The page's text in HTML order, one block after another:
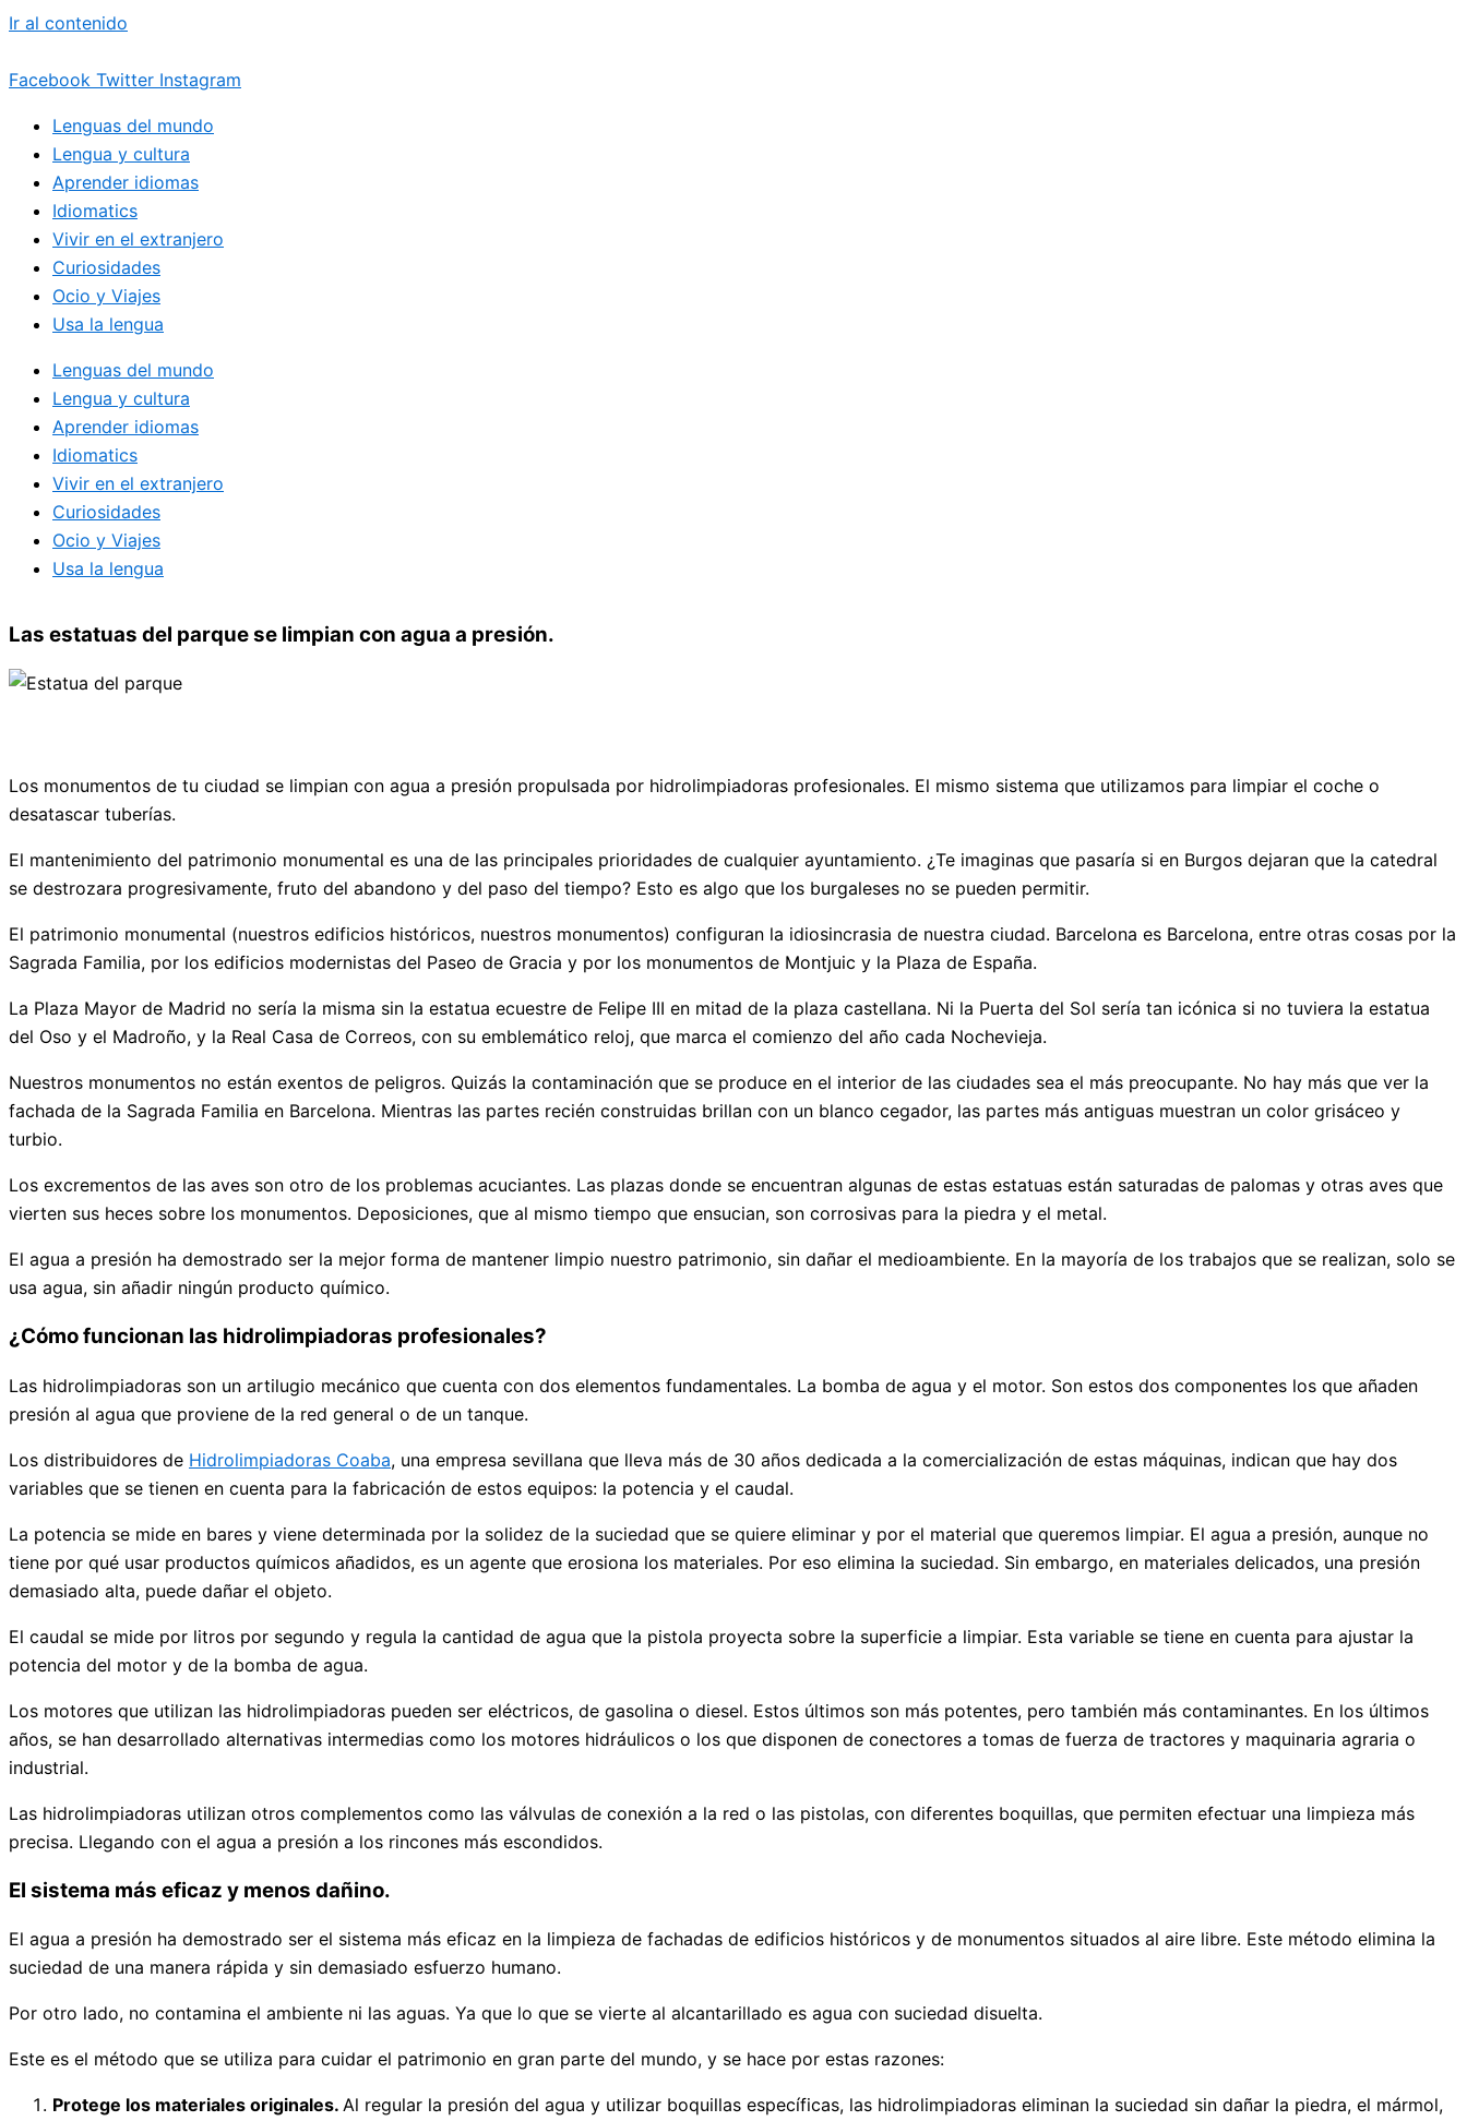
Ir al contenido
Facebook Twitter Instagram
Lenguas del mundo
Lengua y cultura
Aprender idiomas
Idiomatics
Vivir en el extranjero
Curiosidades
Ocio y Viajes
Usa la lengua
Lenguas del mundo
Lengua y cultura
Aprender idiomas
Idiomatics
Vivir en el extranjero
Curiosidades
Ocio y Viajes
Usa la lengua
Las estatuas del parque se limpian con agua a presión.
Los monumentos de tu ciudad se limpian con agua a presión propulsada por hidrolimpiadoras profesionales. El mismo sistema que utilizamos para limpiar el coche o
desatascar tuberías.
El mantenimiento del patrimonio monumental es una de las principales prioridades de cualquier ayuntamiento. ¿Te imaginas que pasaría si en Burgos dejaran que la catedral
se destrozara progresivamente, fruto del abandono y del paso del tiempo? Esto es algo que los burgaleses no se pueden permitir.
El patrimonio monumental (nuestros edificios históricos, nuestros monumentos) configuran la idiosincrasia de nuestra ciudad. Barcelona es Barcelona, entre otras cosas por la
Sagrada Familia, por los edificios modernistas del Paseo de Gracia y por los monumentos de Montjuic y la Plaza de España.
La Plaza Mayor de Madrid no sería la misma sin la estatua ecuestre de Felipe III en mitad de la plaza castellana. Ni la Puerta del Sol sería tan icónica si no tuviera la estatua
del Oso y el Madroño, y la Real Casa de Correos, con su emblemático reloj, que marca el comienzo del año cada Nochevieja.
Nuestros monumentos no están exentos de peligros. Quizás la contaminación que se produce en el interior de las ciudades sea el más preocupante. No hay más que ver la
fachada de la Sagrada Familia en Barcelona. Mientras las partes recién construidas brillan con un blanco cegador, las partes más antiguas muestran un color grisáceo y
turbio.
Los excrementos de las aves son otro de los problemas acuciantes. Las plazas donde se encuentran algunas de estas estatuas están saturadas de palomas y otras aves que
vierten sus heces sobre los monumentos. Deposiciones, que al mismo tiempo que ensucian, son corrosivas para la piedra y el metal.
El agua a presión ha demostrado ser la mejor forma de mantener limpio nuestro patrimonio, sin dañar el medioambiente. En la mayoría de los trabajos que se realizan, solo se
usa agua, sin añadir ningún producto químico.
¿Cómo funcionan las hidrolimpiadoras profesionales?
Las hidrolimpiadoras son un artilugio mecánico que cuenta con dos elementos fundamentales. La bomba de agua y el motor. Son estos dos componentes los que añaden
presión al agua que proviene de la red general o de un tanque.
Los distribuidores de Hidrolimpiadoras Coaba, una empresa sevillana que lleva más de 30 años dedicada a la comercialización de estas máquinas, indican que hay dos
variables que se tienen en cuenta para la fabricación de estos equipos: la potencia y el caudal.
La potencia se mide en bares y viene determinada por la solidez de la suciedad que se quiere eliminar y por el material que queremos limpiar. El agua a presión, aunque no
tiene por qué usar productos químicos añadidos, es un agente que erosiona los materiales. Por eso elimina la suciedad. Sin embargo, en materiales delicados, una presión
demasiado alta, puede dañar el objeto.
El caudal se mide por litros por segundo y regula la cantidad de agua que la pistola proyecta sobre la superficie a limpiar. Esta variable se tiene en cuenta para ajustar la
potencia del motor y de la bomba de agua.
Los motores que utilizan las hidrolimpiadoras pueden ser eléctricos, de gasolina o diesel. Estos últimos son más potentes, pero también más contaminantes. En los últimos
años, se han desarrollado alternativas intermedias como los motores hidráulicos o los que disponen de conectores a tomas de fuerza de tractores y maquinaria agraria o
industrial.
Las hidrolimpiadoras utilizan otros complementos como las válvulas de conexión a la red o las pistolas, con diferentes boquillas, que permiten efectuar una limpieza más
precisa. Llegando con el agua a presión a los rincones más escondidos.
El sistema más eficaz y menos dañino.
El agua a presión ha demostrado ser el sistema más eficaz en la limpieza de fachadas de edificios históricos y de monumentos situados al aire libre. Este método elimina la
suciedad de una manera rápida y sin demasiado esfuerzo humano.
Por otro lado, no contamina el ambiente ni las aguas. Ya que lo que se vierte al alcantarillado es agua con suciedad disuelta.
Este es el método que se utiliza para cuidar el patrimonio en gran parte del mundo, y se hace por estas razones:
Protege los materiales originales. Al regular la presión del agua y utilizar boquillas específicas, las hidrolimpiadoras eliminan la suciedad sin dañar la piedra, el mármol,